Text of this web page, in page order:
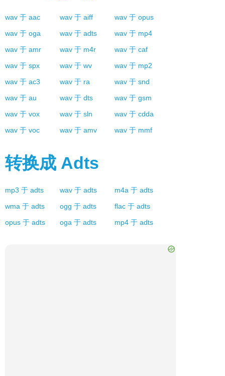
wav 于 aac wav 于 aiff wav 于 opus
wav 于 oga wav 于 adts wav 于 mp4
wav 于 amr wav 于 m4r wav 于 caf
wav 于 spx wav 于 wv wav 于 mp2
wav 于 ac3 wav 于 ra wav 于 snd
wav 于 au wav 于 dts wav 于 gsm
wav 于 vox wav 于 sln wav 于 cdda
wav 于 voc wav 于 amv wav 于 mmf
转换成 Adts
mp3 于 adts wav 于 adts m4a 于 adts
wma 于 adts ogg 于 adts flac 于 adts
opus 于 adts oga 于 adts mp4 于 adts